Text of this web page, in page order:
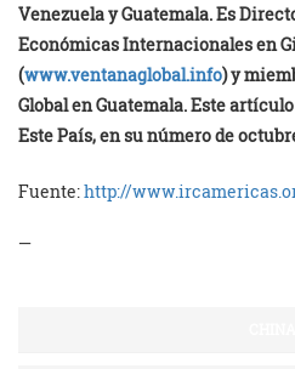
Venezuela y Guatemala. Es
Económicas Internacionales en
(www.ventanaglobal.info) y
Global en Guatemala. Este
Este País, en su número de
Fuente:http://
—